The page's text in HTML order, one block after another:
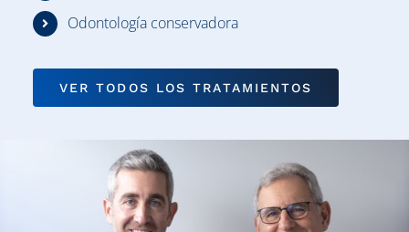
Odontología conservadora
VER TODOS LOS TRATAMIENTOS